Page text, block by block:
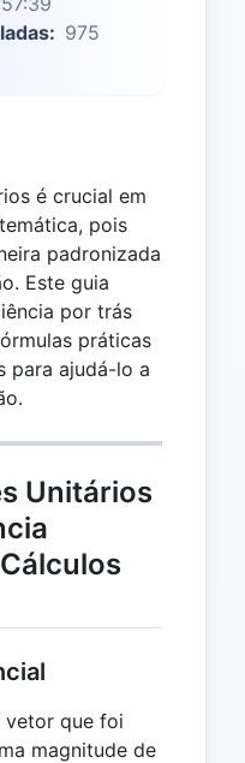
975
é crucial em
pois
padronizada
Este guia
por trás
práticas
para ajudá-lo a
Unitários
vetor que foi
magnitude de